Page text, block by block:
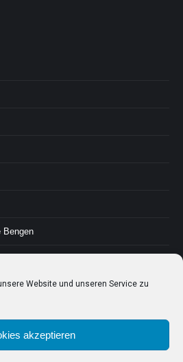
Website und unseren Service zu
akzeptieren
Bengen